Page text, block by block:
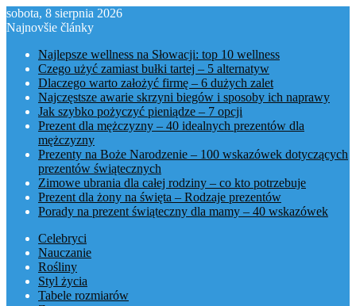
sobota, 8 sierpnia 2026
Najnovšie články
Najlepsze wellness na Słowacji: top 10 wellness
Czego użyć zamiast bułki tartej – 5 alternatyw
Dlaczego warto założyć firmę – 6 dużych zalet
Najczęstsze awarie skrzyni biegów i sposoby ich naprawy
Jak szybko pożyczyć pieniądze – 7 opcji
Prezent dla mężczyzny – 40 idealnych prezentów dla
mężczyzny
Prezenty na Boże Narodzenie – 100 wskazówek dotyczących
prezentów świątecznych
Zimowe ubrania dla całej rodziny – co kto potrzebuje
Prezent dla żony na święta – Rodzaje prezentów
Porady na prezent świąteczny dla mamy – 40 wskazówek
Celebryci
Nauczanie
Rośliny
Styl życia
Tabele rozmiarów